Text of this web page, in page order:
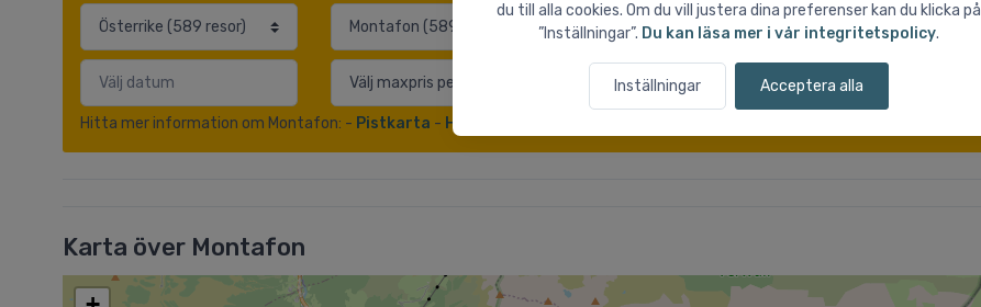
du till alla cookies. Om du vill justera dina preferenser kan du klicka på
”Inställningar”. Du kan läsa mer i vår integritetspolicy.
Inställningar Acceptera alla
Sökskidresor
Hitta mer information om Montafon: - Pistkarta - Hotell
Karta över Montafon